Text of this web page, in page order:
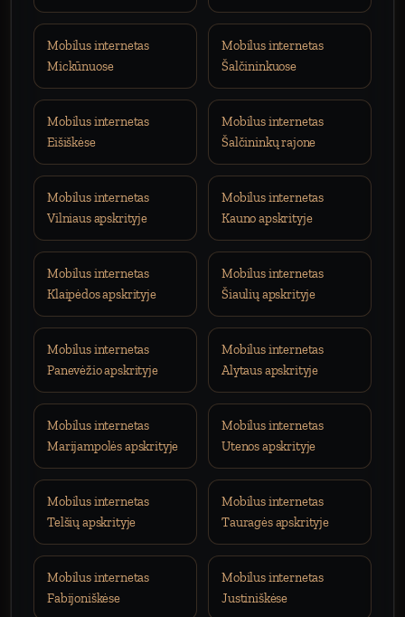
Mobilus internetas
Mickūnuose
Mobilus internetas
Šalčininkuose
Mobilus internetas
Eišiškėse
Mobilus internetas
Šalčininkų rajone
Mobilus internetas
Vilniaus apskrityje
Mobilus internetas
Kauno apskrityje
Mobilus internetas
Klaipėdos apskrityje
Mobilus internetas
Šiaulių apskrityje
Mobilus internetas
Panevėžio apskrityje
Mobilus internetas
Alytaus apskrityje
Mobilus internetas
Marijampolės apskrityje
Mobilus internetas
Utenos apskrityje
Mobilus internetas
Telšių apskrityje
Mobilus internetas
Tauragės apskrityje
Mobilus internetas
Fabijoniškėse
Mobilus internetas
Justiniškėse